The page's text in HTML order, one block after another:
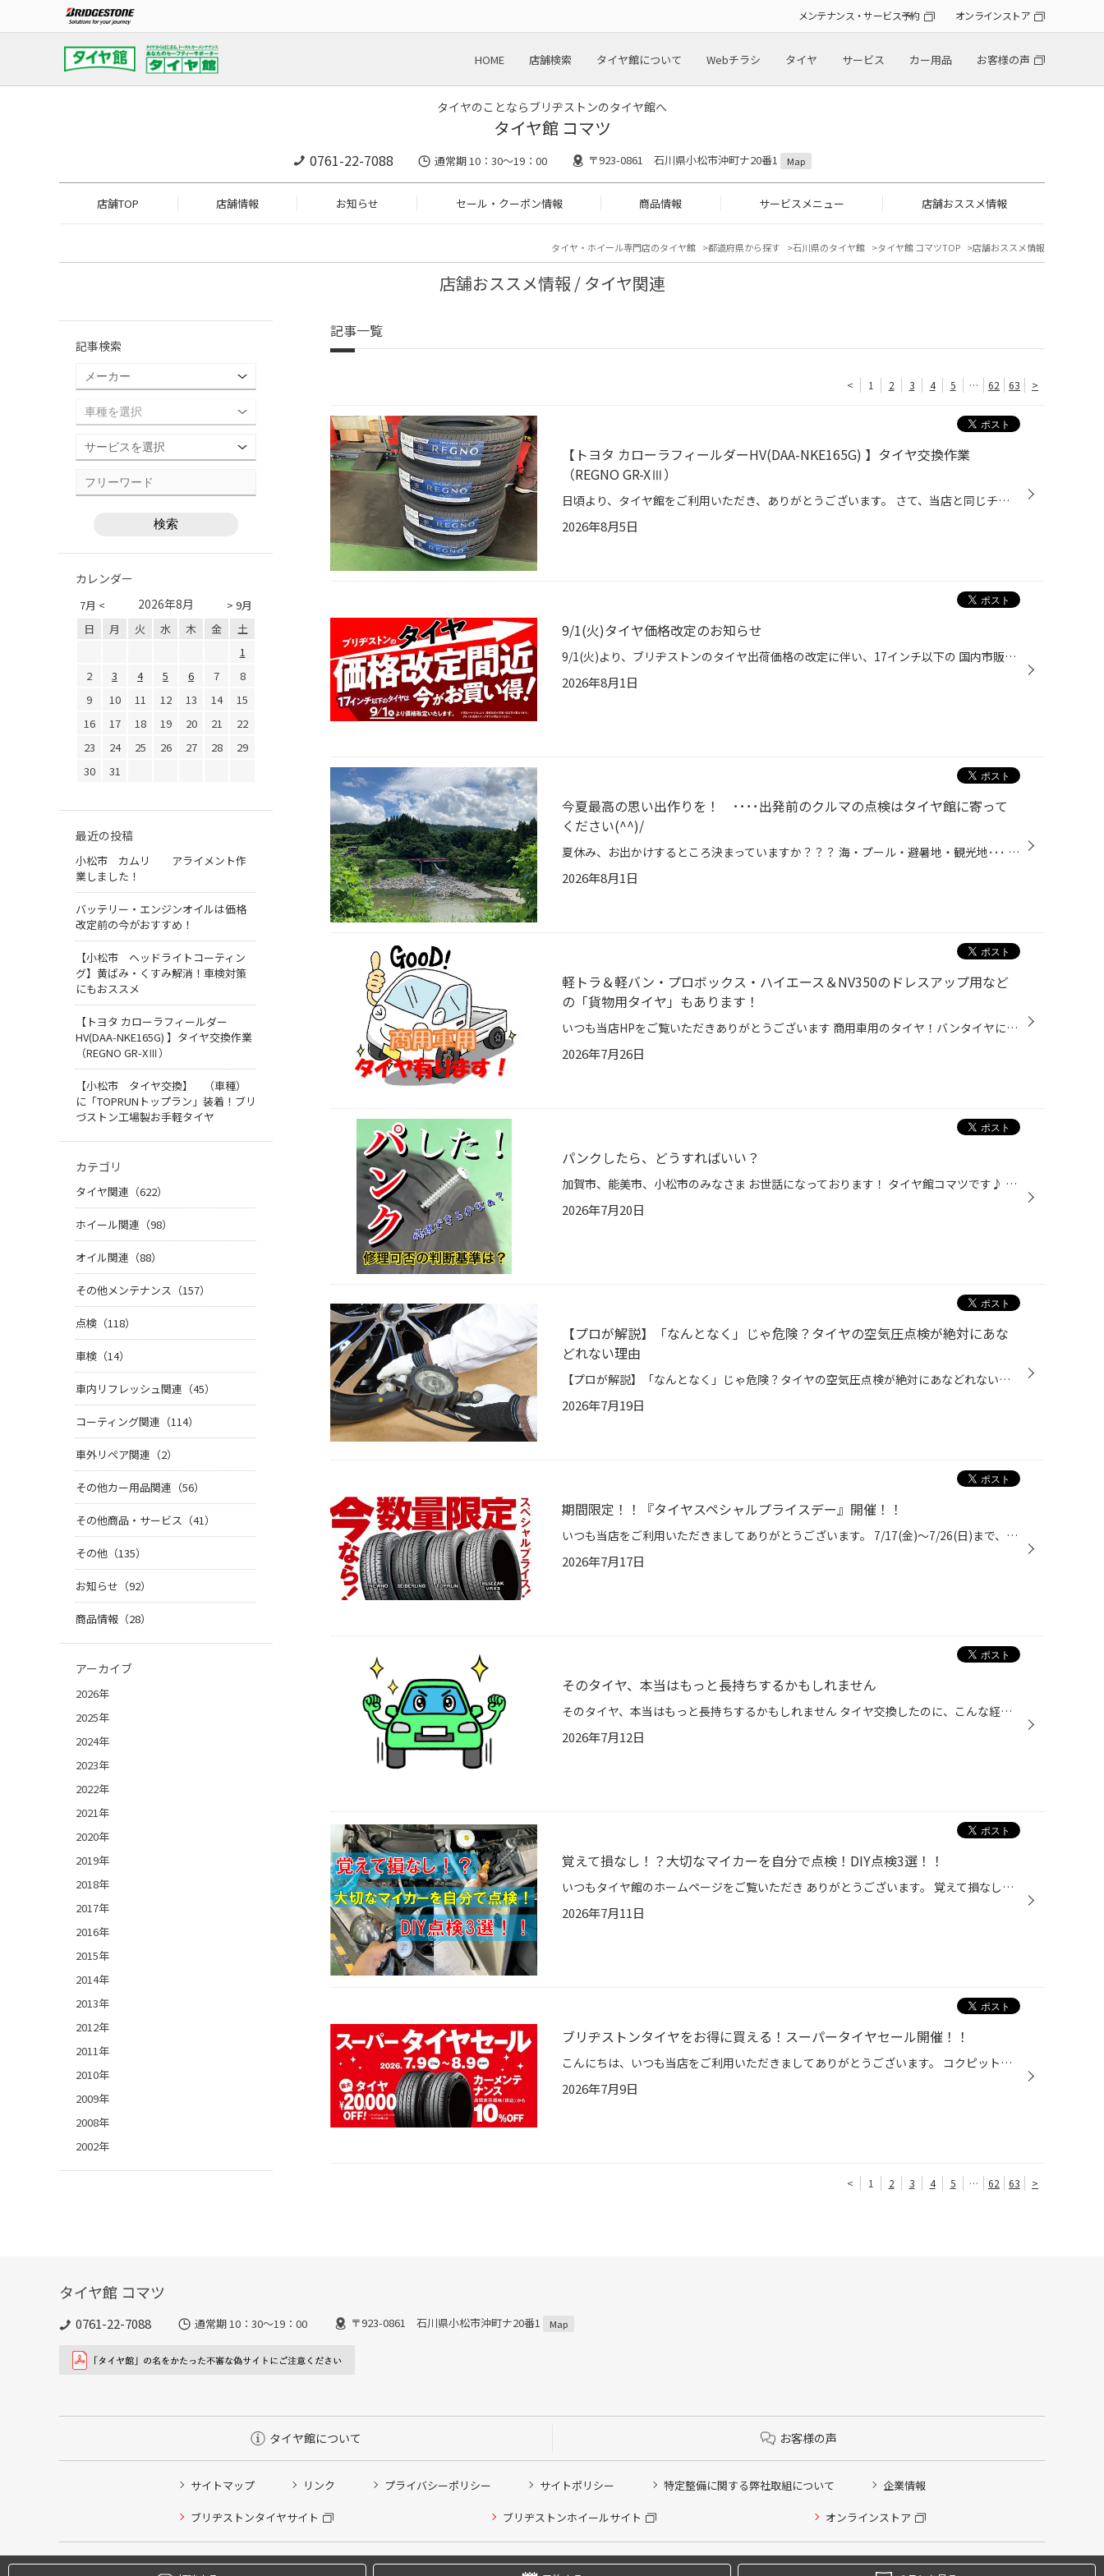
メンテナンス・サービス予約 オンラインストア
HOME 店舗検索 タイヤ館について Webチラシ タイヤ サービス カー用品 お客様の声
タイヤのことならブリヂストンのタイヤ館へ
タイヤ館 コマツ
0761-22-7088 通常期 10：30～19：00 〒923-0861 石川県小松市沖町ナ20番1 Map
店舗TOP 店舗情報 お知らせ セール・クーポン情報 商品情報 サービスメニュー 店舗おススメ情報
タイヤ・ホイール専門店のタイヤ館 都道府県から探す 石川県のタイヤ館 タイヤ館 コマツTOP 店舗おススメ情報
店舗おススメ情報 / タイヤ関連
記事一覧
< 1 2 3 4 5 … 62 63 >
【トヨタ カローラフィールダーHV(DAA-NKE165G) 】タイヤ交換作業
（REGNO GR-XⅢ）
日頃より、タイヤ館をご利用いただき、ありがとうございます。 さて、当店と同じチェーン店の近隣タイヤ館店舗で作業いたしましたタイヤ交換をご紹介します。 （WEB掲載をご快諾いただきましたお客様！大変感謝しております。 いつもご愛顧いただき誠にありがとうございます！！） おクルマ：トヨタ...
2026年8月5日
9/1(火)タイヤ価格改定のお知らせ
9/1(火)より、ブリヂストンのタイヤ出荷価格の改定に伴い、17インチ以下の 国内市販用タイヤ(夏/冬)の価格改定を実施させていただきます。 ※価格改定前の価格での対応については、8/31(月)までの作業実施が対象となっております。 ※商品によって改定率等が異なります。価格改定についてはこちらをご...
2026年8月1日
今夏最高の思い出作りを！ ････出発前のクルマの点検はタイヤ館に寄って
ください(^^)/
夏休み、お出かけするところ決まっていますか？？？ 海・プール・避暑地・観光地･･･ 考えただけでワクワクが止まらないですよね(^^)/ お客様に教えていただいたオススメ観光地をピックアップしてみました。 東から 静岡県伊豆地方 白浜海岸 夏といえば「海」ですよね！？ 静岡県からは全国的にも人...
2026年8月1日
軽トラ＆軽バン・プロボックス・ハイエース＆NV350のドレスアップ用など
の「貨物用タイヤ」もあります！
いつも当店HPをご覧いただきありがとうございます 商用車用のタイヤ！バンタイヤについて紹介させていただきます。 ハイエース、キャラバン、プロボックス、 ハイゼット、キャリーなど 商用バン、軽トラック、軽バン!荷物がたくさん詰めれて 仕事で大活躍ですよね！ 商用車用タイヤ（バンタイヤ）自...
2026年7月26日
パンクしたら、どうすればいい？
加賀市、能美市、小松市のみなさま お世話になっております！ タイヤ館コマツです♪ タイヤ館アプリダウンロードでお得にタイヤGET 詳しくはこちら 本日は 【パンク】について深堀させていただきます。 パンクは傷口の状態 またはタイヤ全体の状態によっては 修理又は応急処置の対応が できない場合...
2026年7月20日
【プロが解説】「なんとなく」じゃ危険？タイヤの空気圧点検が絶対にあな
どれない理由
【プロが解説】「なんとなく」じゃ危険？タイヤの空気圧点検が絶対にあなどれない理由 こんにちは！タイヤ館です。 みなさんは、愛車の「タイヤの空気圧点検」、どれくらいの頻度でされていますか？ 「車検やオイル交換の時に見てもらっているから大丈夫」 「見た目が凹んでいないから平気」… そう...
2026年7月19日
期間限定！！『タイヤスペシャルプライスデー』開催！！
いつも当店をご利用いただきましてありがとうございます。 7/17(金)～7/26(日)まで、コクピット・タイヤ館におきまして、 期間限定！ サイズ限定！！ 数量限定！！！ お得にお買い求めいただける、「タイヤスペシャルプライスデー」がスタートします！ お得なタイヤのご紹介！！ NEWNO 155/65R14 タ...
2026年7月17日
そのタイヤ、本当はもっと長持ちするかもしれません
そのタイヤ、本当はもっと長持ちするかもしれません タイヤ交換したのに、こんな経験ありませんか？ 「まだ新しいタイヤなのに思ったより減りが早い…」 「気付いたらタイヤの内側だけ減っていた…」 そんな経験はありませんか？ 実はその原因、タイヤそのものではなく、お車のアライメントにあるかも...
2026年7月12日
覚えて損なし！？大切なマイカーを自分で点検！DIY点検3選！！
いつもタイヤ館のホームページをご覧いただき ありがとうございます。 覚えて損なし！？大切なマイカーを自分で点検！DIY点検3選！！ お車の点検とメンテナンスはプロに、お任せ！ タイヤ館でも点検とメンテナンスをプロ目線で実施させていただいています！ でも、お客様がマイカーを点検することも...
2026年7月11日
ブリヂストンタイヤをお得に買える！スーパータイヤセール開催！！
こんにちは、いつも当店をご利用いただきましてありがとうございます。 コクピット・タイヤ館では、ブリヂストンタイヤをお得に買える！ スーパータイヤセールを7月9日(木)から8月9日(日)まで開催いたします！ ブリヂストンのタイヤを4本ご購入で最大20,000円引き！ タイヤをお得にご購入頂けるチャ...
2026年7月9日
< 1 2 3 4 5 … 62 63 >
記事検索
カレンダー
7月 < > 9月
2026年8月
日 月 火 水 木 金
土
1
2
3 4 5 6 7
8
9
10 11 12 13 14
15
16
17 18 19 20 21
22
23
24 25 26 27 28
29
30
31
最近の投稿
小松市 カムリ アライメント作
業しました！
バッテリー・エンジンオイルは価格
改定前の今がおすすめ！
【小松市 ヘッドライトコーティン
グ】黄ばみ・くすみ解消！車検対策
にもおススメ
【トヨタ カローラフィールダー
HV(DAA-NKE165G) 】タイヤ交換作業
（REGNO GR-XⅢ）
【小松市 タイヤ交換】 （車種）
に「TOPRUNトップラン」装着！ブリ
づストン工場製お手軽タイヤ
カテゴリ
タイヤ関連（622）
ホイール関連（98）
オイル関連（88）
その他メンテナンス（157）
点検（118）
車検（14）
車内リフレッシュ関連（45）
コーティング関連（114）
車外リペア関連（2）
その他カー用品関連（56）
その他商品・サービス（41）
その他（135）
お知らせ（92）
商品情報（28）
アーカイブ
2026年
2025年
2024年
2023年
2022年
2021年
2020年
2019年
2018年
2017年
2016年
2015年
2014年
2013年
2012年
2011年
2010年
2009年
2008年
2002年
タイヤ館 コマツ
0761-22-7088 通常期 10：30～19：00 〒923-0861 石川県小松市沖町ナ20番1 Map
タイヤ館について お客様の声
サイトマップ リンク プライバシーポリシー サイトポリシー 特定整備に関する弊社取組について 企業情報
ブリヂストンタイヤサイト ブリヂストンホイールサイト オンラインストア
Copyright © 2024 Bridgestone Retail Co.,Ltd. All rights Reserved.
タイヤ点検・安全点検/タイヤ履き替え/オイル交換/その他ピット作業の予約
クローク契約会員専用タイヤ履き替え※タイヤ履き替えを希望のクローク契約会員の方はこちらを選択ください
本日のタイヤ履き替え順番待ち予約 ※クローク契約会員の方はご利用いただけません